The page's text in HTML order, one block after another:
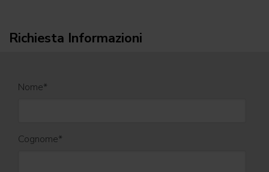
Richiesta Informazioni
Nome*
Cognome*